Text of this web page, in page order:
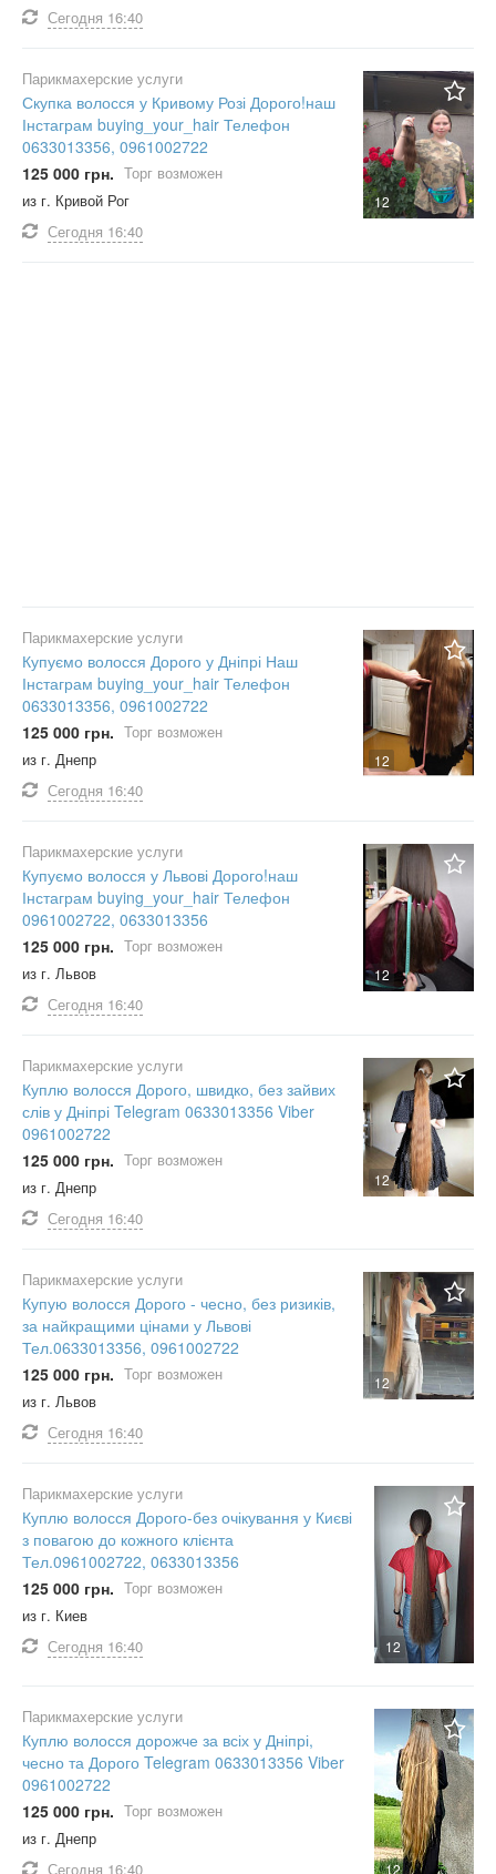
Сегодня 16:40
12
Парикмахерские услуги
Скупка волосся у Кривому Розі Дорого!наш
Інстаграм buying_your_hair Телефон
0633013356, 0961002722
125 000 грн. Торг возможен
из г. Кривой Рог
Сегодня 16:40
12
Парикмахерские услуги
Купуємо волосся Дорого у Дніпрі Наш
Інстаграм buying_your_hair Телефон
0633013356, 0961002722
125 000 грн. Торг возможен
из г. Днепр
Сегодня 16:40
12
Парикмахерские услуги
Купуємо волосся у Львові Дорого!наш
Інстаграм buying_your_hair Телефон
0961002722, 0633013356
125 000 грн. Торг возможен
из г. Львов
Сегодня 16:40
12
Парикмахерские услуги
Куплю волосся Дорого, швидко, без зайвих
слів у Дніпрі Telegram 0633013356 Viber
0961002722
125 000 грн. Торг возможен
из г. Днепр
Сегодня 16:40
12
Парикмахерские услуги
Купую волосся Дорого - чесно, без ризиків,
за найкращими цінами у Львові
Тел.0633013356, 0961002722
125 000 грн. Торг возможен
из г. Львов
Сегодня 16:40
12
Парикмахерские услуги
Куплю волосся Дорого-без очікування у Києві
з повагою до кожного клієнта
Тел.0961002722, 0633013356
125 000 грн. Торг возможен
из г. Киев
Сегодня 16:40
12
Парикмахерские услуги
Куплю волосся дорожче за всіх у Дніпрі,
чесно та Дорого Telegram 0633013356 Viber
0961002722
125 000 грн. Торг возможен
из г. Днепр
Сегодня 16:40